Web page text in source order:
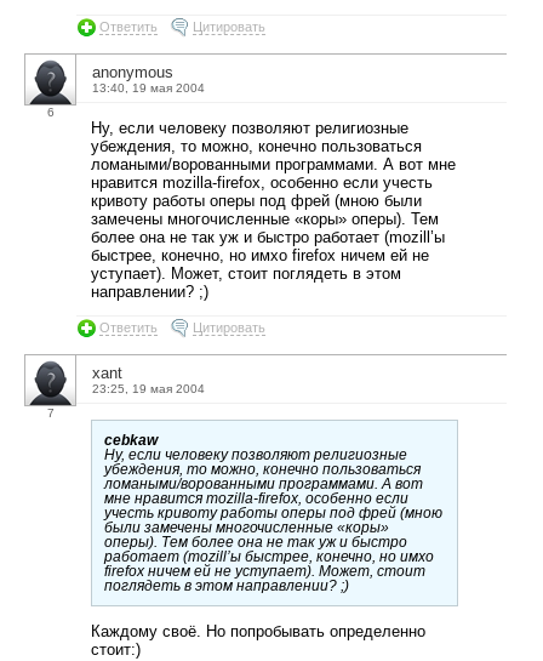
Ответить Цитировать
6
anonymous
13:40, 19 мая 2004
Ну, если человеку позволяют религиозные
убеждения, то можно, конечно пользоваться
ломаными/ворованными программами. А вот мне
нравится mozilla-firefox, особенно если учесть
кривоту работы оперы под фрей (мною были
замечены многочисленные «коры» оперы). Тем
более она не так уж и быстро работает (mozill’ы
быстрее, конечно, но имхо firefox ничем ей не
уступает). Может, стоит поглядеть в этом
направлении? ;)
Ответить Цитировать
7
xant
23:25, 19 мая 2004
cebkaw
Ну, если человеку позволяют религиозные
убеждения, то можно, конечно пользоваться
ломаными/ворованными программами. А вот
мне нравится mozilla-firefox, особенно если
учесть кривоту работы оперы под фрей (мною
были замечены многочисленные «коры»
оперы). Тем более она не так уж и быстро
работает (mozill’ы быстрее, конечно, но имхо
firefox ничем ей не уступает). Может, стоит
поглядеть в этом направлении? ;)
Каждому своё. Но попробывать определенно
стоит:)